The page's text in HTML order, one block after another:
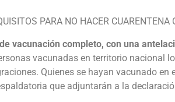
PARA NO HACER
vacunación completo, con una
vacunadas en territorio nacional
Quienes se hayan vacunado en
que adjuntarán a la